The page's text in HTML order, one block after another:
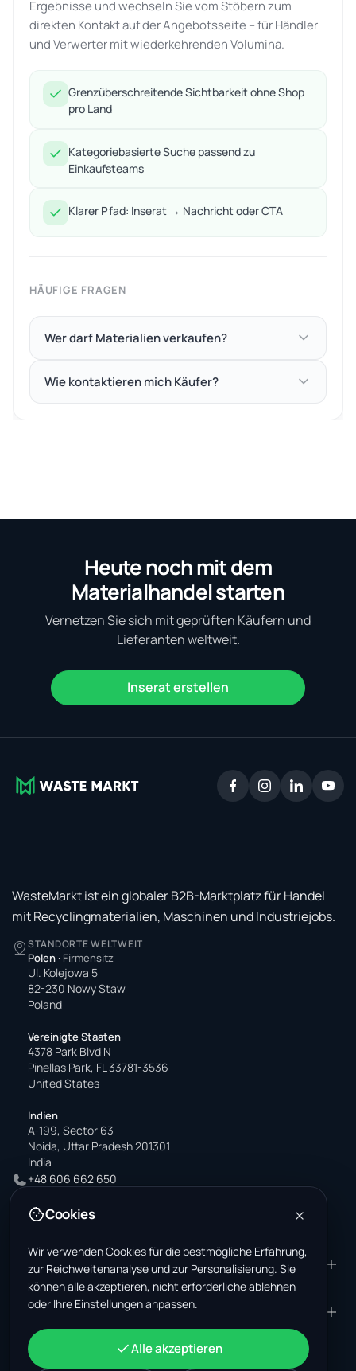
Ergebnisse und wechseln Sie vom Stöbern zum
direkten Kontakt auf der Angebotsseite – für Händler
und Verwerter mit wiederkehrenden Volumina.
Grenzüberschreitende Sichtbarkeit ohne Shop
pro Land
Kategoriebasierte Suche passend zu
Einkaufsteams
Klarer Pfad: Inserat → Nachricht oder CTA
HÄUFIGE FRAGEN
Wer darf Materialien verkaufen?
Wie kontaktieren mich Käufer?
Heute noch mit dem
Materialhandel starten
Vernetzen Sie sich mit geprüften Käufern und
Lieferanten weltweit.
Inserat erstellen
WasteMarkt ist ein globaler B2B-Marktplatz für Handel
mit Recyclingmaterialien, Maschinen und Industriejobs.
STANDORTE WELTWEIT
Polen · Firmensitz
Ul. Kolejowa 5
82-230 Nowy Staw
Poland
Vereinigte Staaten
4378 Park Blvd N
Pinellas Park, FL 33781-3536
United States
Indien
A-199, Sector 63
Noida, Uttar Pradesh 201301
India
+48 606 662 650
office@wastemarkt.com
PRODUKT
Marktplatz
Materialien — Verkauf
Materialien — Kauf
Jobs (USA)
RESOURCES
Supplier Academy
Trust & Safety
Schrottmarkt Mexiko
UNTERNEHMEN
Über uns
Support
RECHTLICHES
Datenschutz
KONTO
Anmelden
Cookies
Wir verwenden Cookies für die bestmögliche Erfahrung,
zur Reichweitenanalyse und zur Personalisierung. Sie
können alle akzeptieren, nicht erforderliche ablehnen
oder Ihre Einstellungen anpassen.
Alle akzeptieren